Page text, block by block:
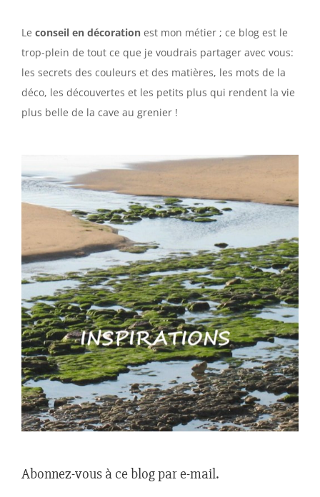
Le conseil en décoration est mon métier ; ce blog est le
trop-plein de tout ce que je voudrais partager avec vous:
les secrets des couleurs et des matières, les mots de la
déco, les découvertes et les petits plus qui rendent la vie
plus belle de la cave au grenier !
Abonnez-vous à ce blog par e-mail.